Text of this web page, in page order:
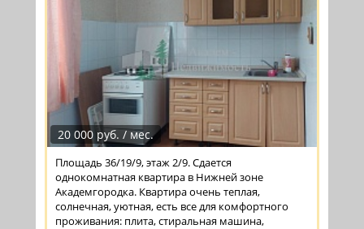
20 000 руб. / мес.
Площадь 36/19/9, этаж 2/9. Сдается
однокомнатная квартира в Нижней зоне
Академгородка. Квартира очень теплая,
солнечная, уютная, есть все для комфортного
проживания: плита, стиральная машина,